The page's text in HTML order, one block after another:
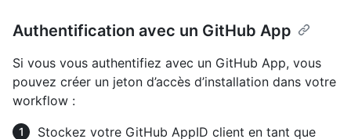
Authentification avec un GitHub App
Si vous vous authentifiez avec un GitHub App, vous
pouvez créer un jeton d’accès d’installation dans votre
workflow :
Stockez votre GitHub AppID client en tant que